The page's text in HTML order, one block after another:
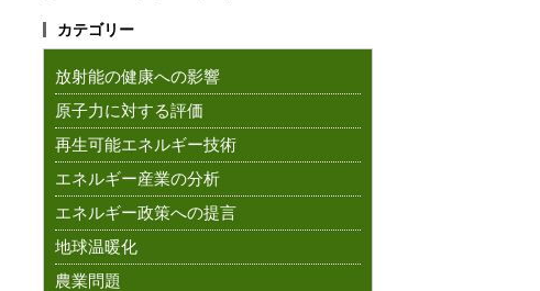
カテゴリー
放射能の健康への影響
原子力に対する評価
再生可能エネルギー技術
エネルギー産業の分析
エネルギー政策への提言
地球温暖化
農業問題